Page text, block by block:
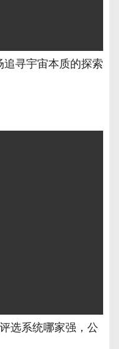
追寻宇宙本质的探索
选系统哪家强，公